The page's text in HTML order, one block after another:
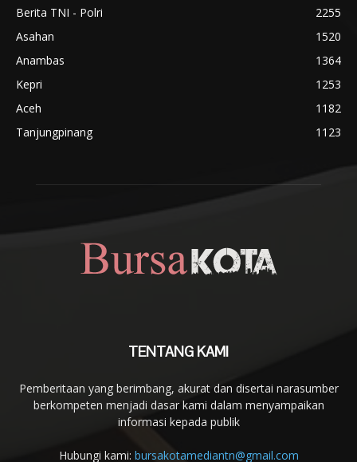
Berita TNI - Polri
2255
Asahan
1520
Anambas
1364
Kepri
1253
Aceh
1182
Tanjungpinang
1123
TENTANG KAMI
Pemberitaan yang berimbang, akurat dan disertai narasumber
berkompeten menjadi dasar kami dalam menyampaikan
informasi kepada publik
Hubungi kami: bursakotamediantn@gmail.com